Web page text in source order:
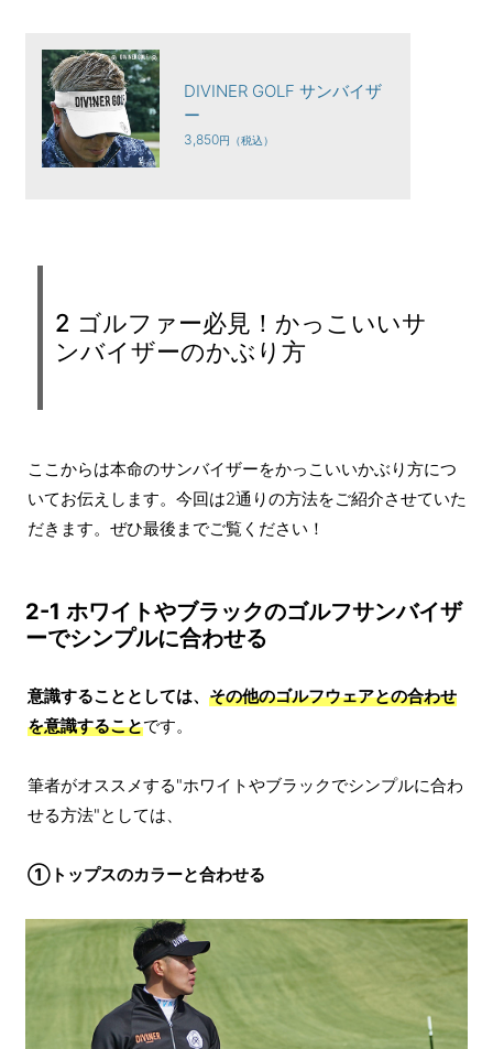
DIVINER GOLF サンバイザ
ー
3,850
2 ゴルファー必見！かっこいいサ
ンバイザーのかぶり方
ここからは本命のサンバイザーをかっこいいかぶり方につ
いてお伝えします。今回は2通りの方法をご紹介させていた
だきます。ぜひ最後までご覧ください！
2-1 ホワイトやブラックのゴルフサンバイザ
ーでシンプルに合わせる
意識することとしては、 その他のゴルフウェアとの合わせ
を意識することです。
筆者がオススメする"ホワイトやブラックでシンプルに合わ
せる方法"としては、
①トップスのカラーと合わせる